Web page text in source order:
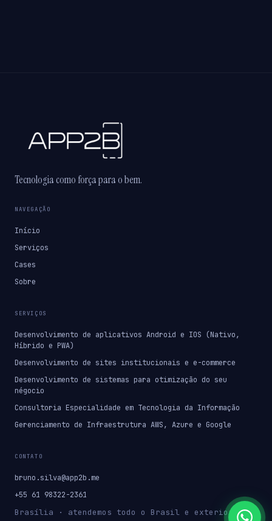
Tecnologia como força para o bem.
NAVEGAÇÃO
Início
Serviços
Cases
Sobre
SERVIÇOS
Desenvolvimento de aplicativos Android e IOS (Nativo,
Híbrido e PWA)
Desenvolvimento de sites institucionais e e-commerce
Desenvolvimento de sistemas para otimização do seu
négocio
Consultoria Especialidade em Tecnologia da Informação
Gerenciamento de Infraestrutura AWS, Azure e Google
CONTATO
bruno.silva@app2b.me
+55 61 98322-2361
Brasília · atendemos todo o Brasil e exterior